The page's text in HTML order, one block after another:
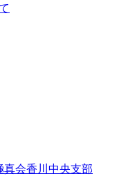
真会香川中央支部